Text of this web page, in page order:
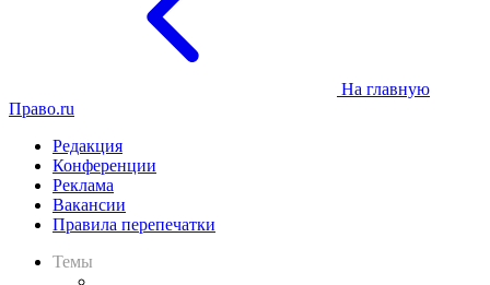
На главную
Право.ru
Редакция
Конференции
Реклама
Вакансии
Правила перепечатки
Темы